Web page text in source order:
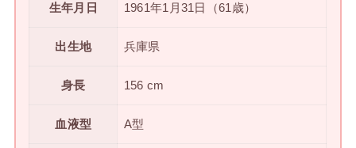
生年月日 1961年1月31日（61歳）
出生地 兵庫県
身長 156 cm
血液型 A型